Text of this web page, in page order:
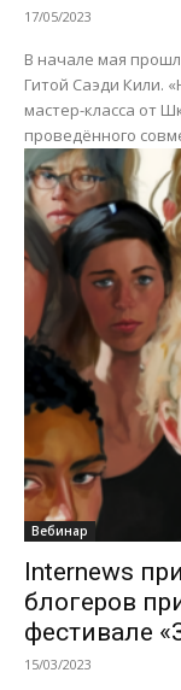
17/05/2023
В начале мая
Гитой Саэди Кили.
мастер-класса от
проведённого
Вебинар
Internews
блогеров
фестивале
15/03/2023